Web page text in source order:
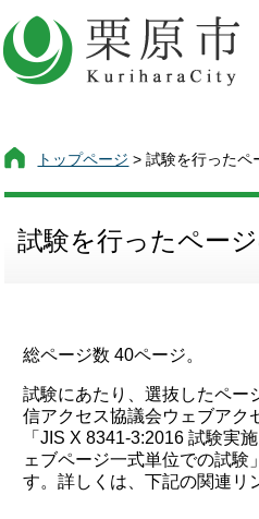
トップページ > 試験を行ったペ
試験を行ったペー
総ページ数 40ページ。
試験にあたり、選抜したペー
信アクセス協議会ウェブアク
「JIS X 8341-3:2016 試験実
ェブページ一式単位での試験
す。詳しくは、下記の関連リ